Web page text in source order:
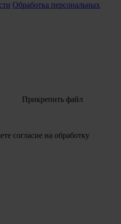
Обработка персональных
Прикрепить файл
согласие на обработку